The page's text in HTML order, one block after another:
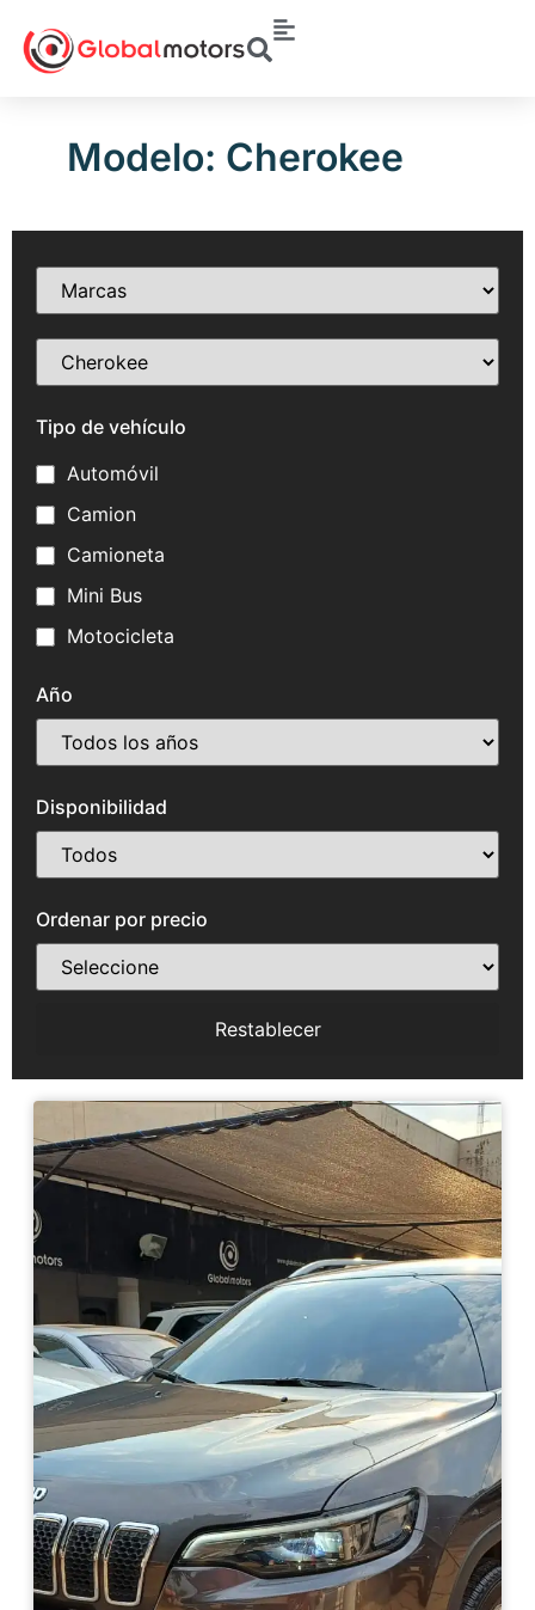
Modelo: Cherokee
Tipo de vehículo
Automóvil
Camion
Camioneta
Mini Bus
Motocicleta
Año
Disponibilidad
Ordenar por precio
Restablecer
Haz clic aquí